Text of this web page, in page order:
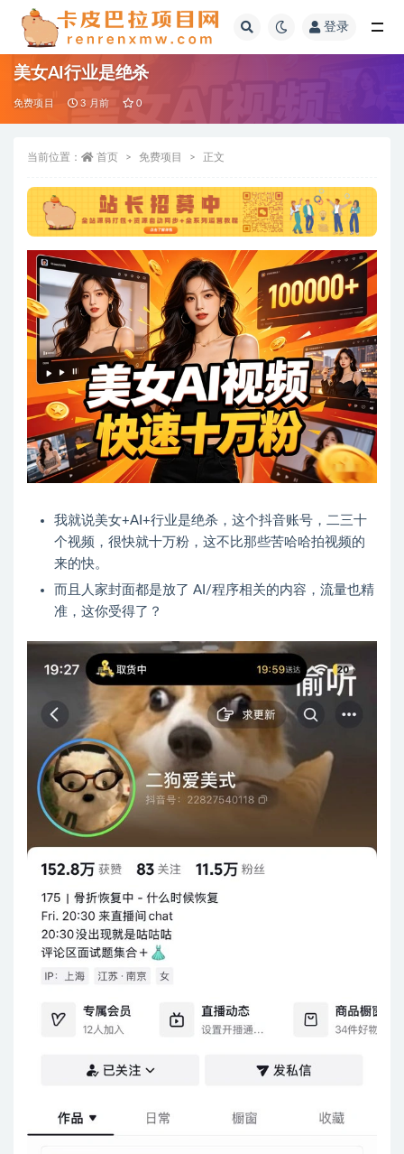
登录
美女AI行业是绝杀
免费项目 3 月前 0
当前位置： 首页 免费项目 正文
我就说美女+AI+行业是绝杀，这个抖音账号，二三十
个视频，很快就十万粉，这不比那些苦哈哈拍视频的
来的快。
而且人家封面都是放了 AI/程序相关的内容，流量也精
准，这你受得了？
全部